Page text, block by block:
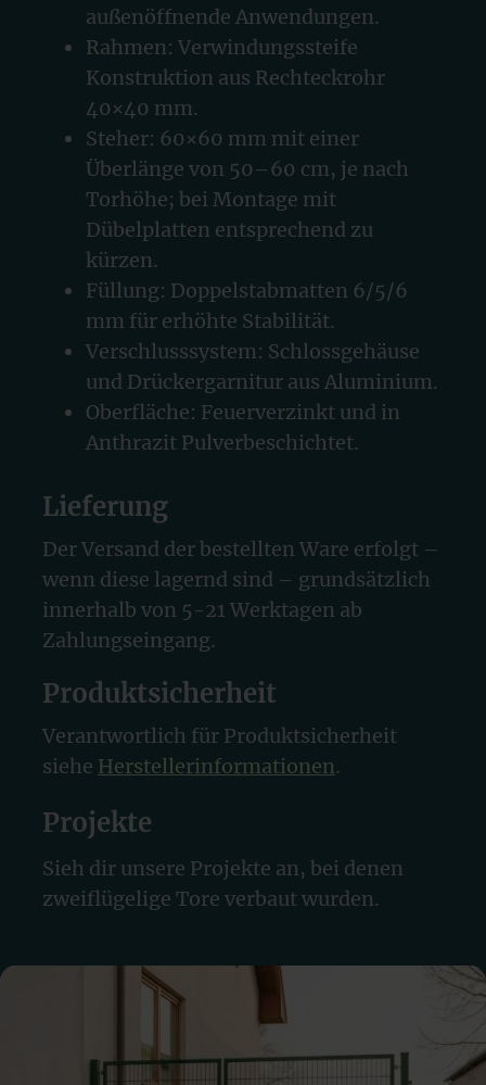
außenöffnende Anwendungen.
Rahmen: Verwindungssteife
Konstruktion aus Rechteckrohr
40×40 mm.
Steher: 60×60 mm mit einer
Überlänge von 50–60 cm, je nach
Torhöhe; bei Montage mit
Dübelplatten entsprechend zu
kürzen.
Füllung: Doppelstabmatten 6/5/6
mm für erhöhte Stabilität.
Verschlusssystem: Schlossgehäuse
und Drückergarnitur aus Aluminium.
Oberfläche: Feuerverzinkt und in
Anthrazit Pulverbeschichtet.
Lieferung
Der Versand der bestellten Ware erfolgt –
wenn diese lagernd sind – grundsätzlich
innerhalb von 5-21 Werktagen ab
Zahlungseingang.
Produktsicherheit
Verantwortlich für Produktsicherheit
siehe Herstellerinformationen.
Projekte
Sieh dir unsere Projekte an, bei denen
zweiflügelige Tore verbaut wurden.